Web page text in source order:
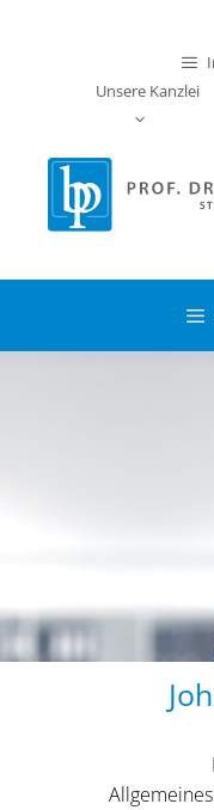
Unsere Kanzlei